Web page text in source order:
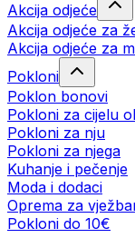
Akcija odjeće
Akcija odjeće za
Akcija odjeće za
Pokloni
Poklon bonovi
Pokloni za cijelu
Pokloni za nju
Pokloni za njega
Kuhanje i pečenje
Moda i dodaci
Oprema za
Pokloni do 10€